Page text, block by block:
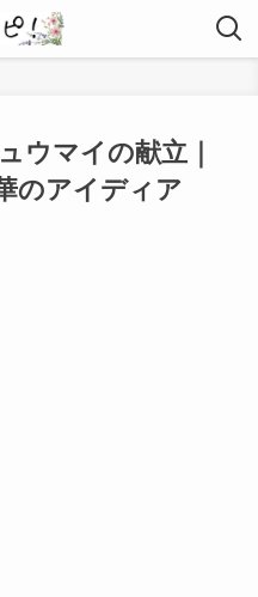
ウマイの献立｜
のアイディア